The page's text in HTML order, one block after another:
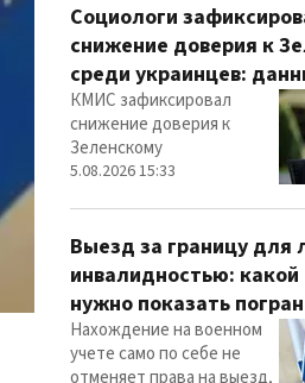
Социологи
снижение доверия к
среди украинцев:
КМИС зафиксировал
снижение доверия к
Зеленскому
5.08.2026 15:33
Выезд за границу для
инвалидностью:
нужно показать
Нахождение на военном
учете само по себе не
отменяет права на выезд,